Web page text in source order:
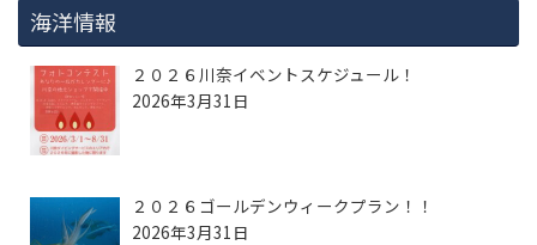
海洋情報
２０２６川奈イベントスケジュール！
2026年3月31日
２０２６ゴールデンウィークプラン！！
2026年3月31日